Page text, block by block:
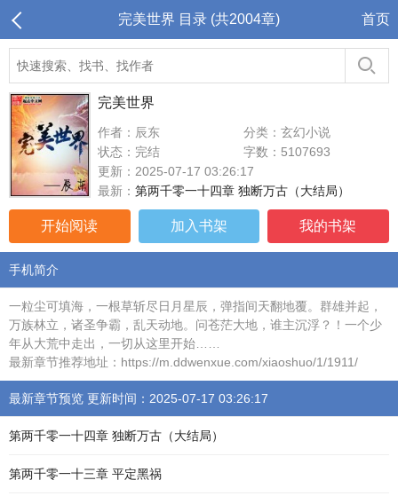
完美世界 目录 (共2004章) 首页
完美世界
作者：辰东
分类：玄幻小说
状态：完结
字数：5107693
更新：2025-07-17 03:26:17
最新： 第两千零一十四章 独断万古（大结局）
开始阅读 加入书架 我的书架
手机简介
一粒尘可填海，一根草斩尽日月星辰，弹指间天翻地覆。群雄并起，
万族林立，诸圣争霸，乱天动地。问苍茫大地，谁主沉浮？！一个少
年从大荒中走出，一切从这里开始……
最新章节推荐地址：https://m.ddwenxue.com/xiaoshuo/1/1911/
最新章节预览 更新时间：2025-07-17 03:26:17
第两千零一十四章 独断万古（大结局）
第两千零一十三章 平定黑祸